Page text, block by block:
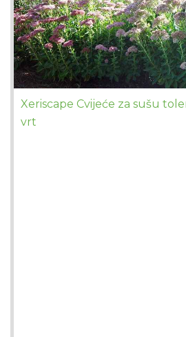
Xeriscape Cvijeće za sušu
vrt